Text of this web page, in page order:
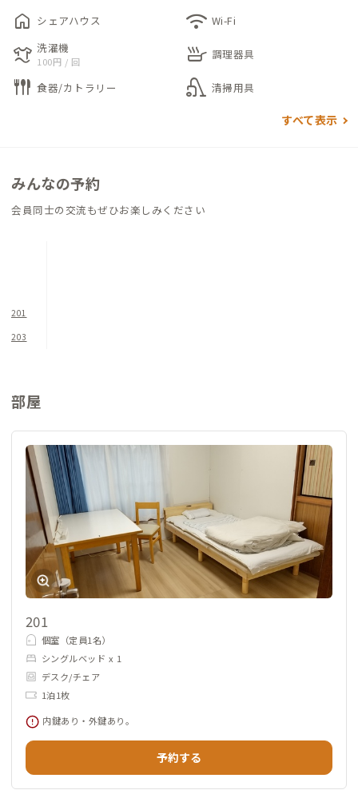
共有部分はキッチン、ダイニング、浴室、洗面所、トイレ、お
庭。ダイニングではパソコン作業が可能です。4人掛けテーブル
が2台、ダイニングチェアが4脚、スタッキングチェアが5脚あり
ます。
シェアハウス併設型の物件ですので、ADDress会員とシェアハ
で、関わる人たちで話し合い、より快適で楽しい空間を随時作り
上げていく「参加型家づくり」という点も特徴です。
home シェアハウス wifi Wi-Fi
laundry 洗濯機
100円 / 回 skillet 調理器具
flatware 食器/カトラリー vacuum 清掃用具
すべて表示
みんなの予約
会員同士の交流もぜひお楽しみください
201
203
部屋
201
個室（定員1名）
シングルベッド x 1
デスク/チェア
1泊1枚
内鍵あり・外鍵あり。
予約する